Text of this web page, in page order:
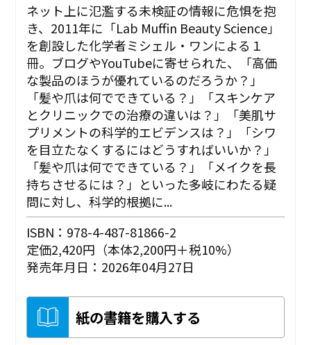
ネット上に氾濫する未検証の情報に危惧を抱
き、2011年に「Lab Muffin Beauty Science」
を創設した化学者ミシェル・ワンによる１
冊。ブログやYouTubeに寄せられた、「高価
な製品のほうが優れているのだろうか？」
「髪や爪は何でできている？」「スキンケア
とクリニックでの治療の違いは？」「美肌サ
プリメントの科学的エビデンスは？」「シワ
を目立たなくするにはどうすればいいか？」
「髪や爪は何でできている？」「メイクを長
持ちさせるには？」といった多岐にわたる疑
問に対し、科学的根拠に...
ISBN：978-4-487-81866-2
定価2,420円（本体2,200円＋税10%）
発売年月日：2026年04月27日
紙の書籍を購入する